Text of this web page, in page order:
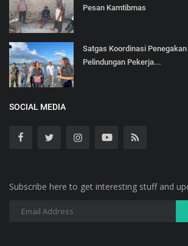
Pesan Kamtibmas
Satgas Koordinasi
Pelindungan Pekerja...
SOCIAL MEDIA
Subscribe here to get interesting stuff and